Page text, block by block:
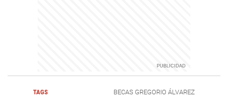
TAGS BECAS GREGORIO ÁLVAREZ